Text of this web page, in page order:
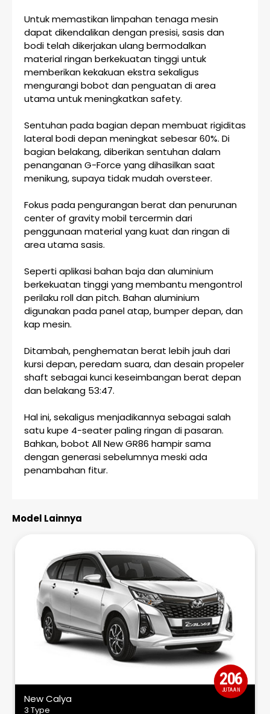
Untuk memastikan limpahan tenaga mesin
dapat dikendalikan dengan presisi, sasis dan
bodi telah dikerjakan ulang bermodalkan
material ringan berkekuatan tinggi untuk
memberikan kekakuan ekstra sekaligus
mengurangi bobot dan penguatan di area
utama untuk meningkatkan safety.
Sentuhan pada bagian depan membuat rigiditas
lateral bodi depan meningkat sebesar 60%. Di
bagian belakang, diberikan sentuhan dalam
penanganan G-Force yang dihasilkan saat
menikung, supaya tidak mudah oversteer.
Fokus pada pengurangan berat dan penurunan
center of gravity mobil tercermin dari
penggunaan material yang kuat dan ringan di
area utama sasis.
Seperti aplikasi bahan baja dan aluminium
berkekuatan tinggi yang membantu mengontrol
perilaku roll dan pitch. Bahan aluminium
digunakan pada panel atap, bumper depan, dan
kap mesin.
Ditambah, penghematan berat lebih jauh dari
kursi depan, peredam suara, dan desain propeler
shaft sebagai kunci keseimbangan berat depan
dan belakang 53:47.
Hal ini, sekaligus menjadikannya sebagai salah
satu kupe 4-seater paling ringan di pasaran.
Bahkan, bobot All New GR86 hampir sama
dengan generasi sebelumnya meski ada
penambahan fitur.
Model Lainnya
206
JUTAAN
New Calya
3 Type